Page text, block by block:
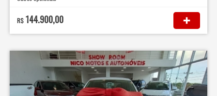
R$ 144.900,00